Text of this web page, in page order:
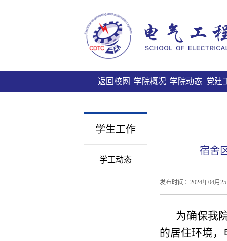
返回校网 学院概况 学院动态 党建
宿舍
发布时间： 2024年04月
为确保我
的居住环境
学生工作
学工动态